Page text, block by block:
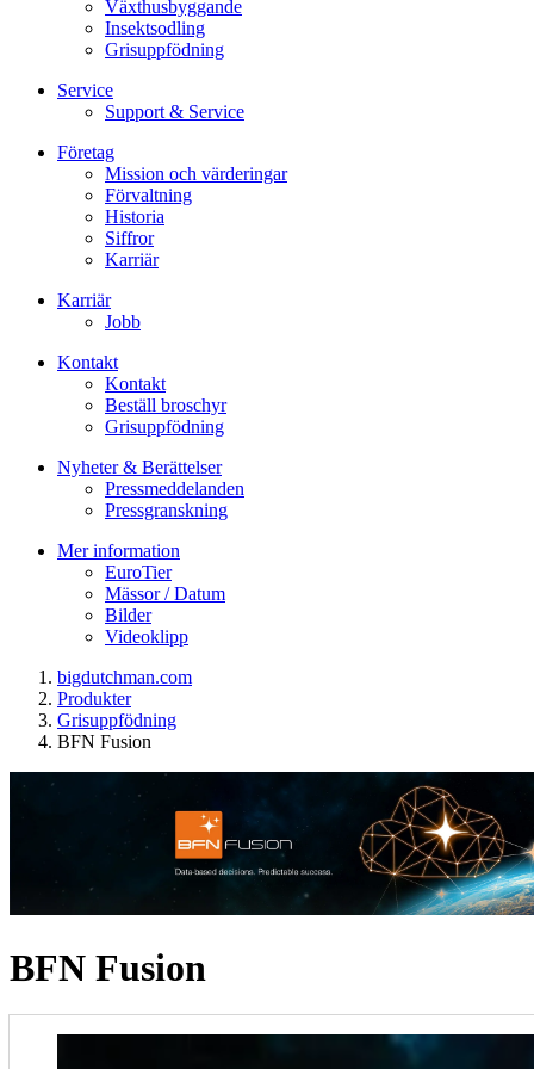
Växthusbyggande
Insektsodling
Grisuppfödning
Service
Support & Service
Företag
Mission och värderingar
Förvaltning
Historia
Siffror
Karriär
Karriär
Jobb
Kontakt
Kontakt
Beställ broschyr
Grisuppfödning
Nyheter & Berättelser
Pressmeddelanden
Pressgranskning
Mer information
EuroTier
Mässor / Datum
Bilder
Videoklipp
bigdutchman.com
Produkter
Grisuppfödning
BFN Fusion
BFN Fusion